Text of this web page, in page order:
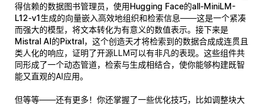
得信赖的数据图书管理员，使用Hugging Face的all-MiniLM-
L12-v1生成的向量嵌入高效地组织和检索信息——这是一个紧凑
而强大的模型，将文本转化为有意义的数值表示。接下来是
Mistral AI的Pixtral，这个创造天才将检索到的数据合成成连贯且
类人化的响应，证明了开源LLM可以有非凡的表现。这些组件共
同形成了一个动态管道，检索与生成相结合，使你能够构建既智
能又直观的AI应用。
但等等——还有更多！你还掌握了一些优化技巧，比如调整块大